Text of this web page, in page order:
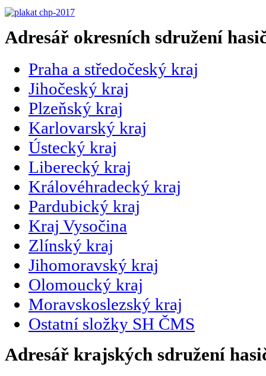
Adresář okresních sdružení
Praha a středočeský kraj
Jihočeský kraj
Plzeňský kraj
Karlovarský kraj
Ústecký kraj
Liberecký kraj
Královéhradecký kraj
Pardubický kraj
Kraj Vysočina
Zlínský kraj
Jihomoravský kraj
Olomoucký kraj
Moravskoslezský kraj
Ostatní složky SH ČMS
Adresář krajských sdružení